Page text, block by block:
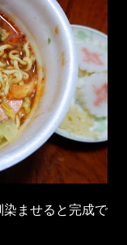
ませると完成で